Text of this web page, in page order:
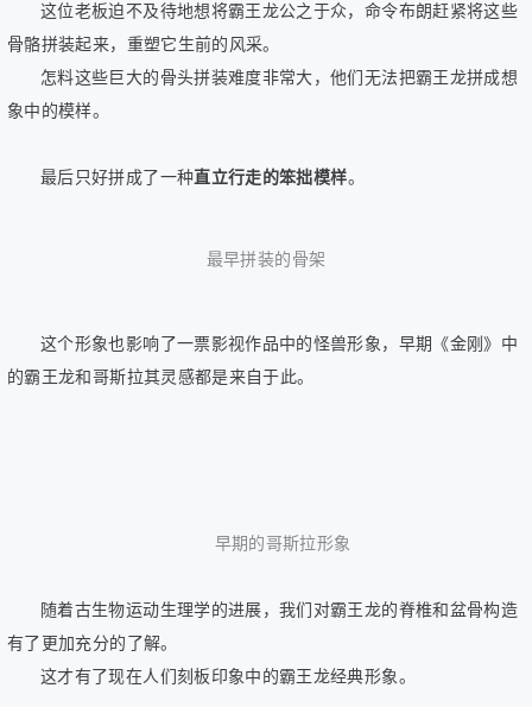
这位老板迫不及待地想将霸王龙公之于众，命令布朗赶紧将这些
骨骼拼装起来，重塑它生前的风采。
怎料这些巨大的骨头拼装难度非常大，他们无法把霸王龙拼成想
象中的模样。
最后只好拼成了一种直立行走的笨拙模样。
最早拼装的骨架
这个形象也影响了一票影视作品中的怪兽形象，早期《金刚》中
的霸王龙和哥斯拉其灵感都是来自于此。
早期的哥斯拉形象
随着古生物运动生理学的进展，我们对霸王龙的脊椎和盆骨构造
有了更加充分的了解。
这才有了现在人们刻板印象中的霸王龙经典形象。